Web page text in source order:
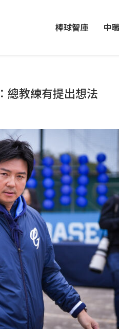
棒球智庫 中
總教練有提出想法